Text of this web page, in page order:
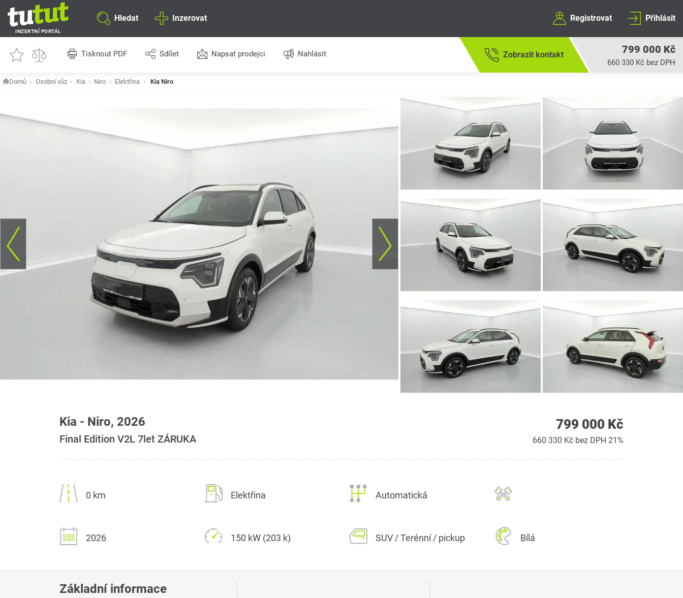
INZERTNÍ PORTÁL
Hledat Inzerovat Registrovat Přihlásit
Tisknout PDF Sdílet Napsat prodejci Nahlásit 799 000 Kč
660 330 Kč bez DPH
Zobrazit kontakt
Domů Osobní vůz Kia Niro Elektřina Kia Niro
Kia - Niro, 2026
Final Edition V2L 7let ZÁRUKA
799 000 Kč
660 330 Kč bez DPH 21%
0 km Elektřina Automatická
2026 150 kW (203 k) SUV / Terénní / pickup Bílá
Základní informace